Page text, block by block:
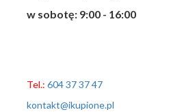
w sobotę: 9:00 - 16:00
Tel.: 604 37 37 47
kontakt@ikupione.pl